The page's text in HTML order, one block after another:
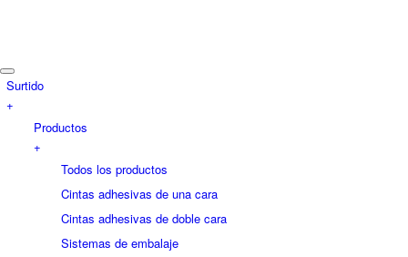
Surtido
+
Productos
+
Todos los productos
Cintas adhesivas de una cara
Cintas adhesivas de doble cara
Sistemas de embalaje